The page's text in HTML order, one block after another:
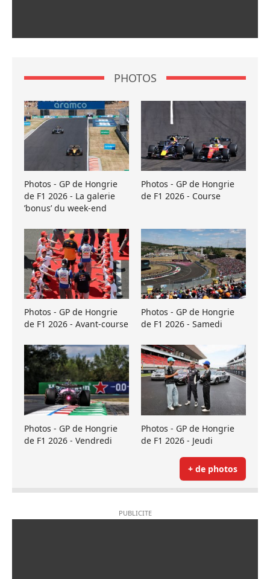
PHOTOS
Photos - GP de Hongrie
de F1 2026 - La galerie
’bonus’ du week-end
Photos - GP de Hongrie
de F1 2026 - Course
Photos - GP de Hongrie
de F1 2026 - Avant-course
Photos - GP de Hongrie
de F1 2026 - Samedi
Photos - GP de Hongrie
de F1 2026 - Vendredi
Photos - GP de Hongrie
de F1 2026 - Jeudi
+ de photos